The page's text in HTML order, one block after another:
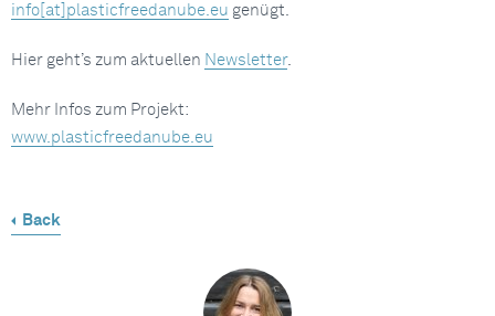
info[at]plasticfreedanube.eu genügt.
Hier geht’s zum aktuellen Newsletter.
Mehr Infos zum Projekt:
www.plasticfreedanube.eu
Back